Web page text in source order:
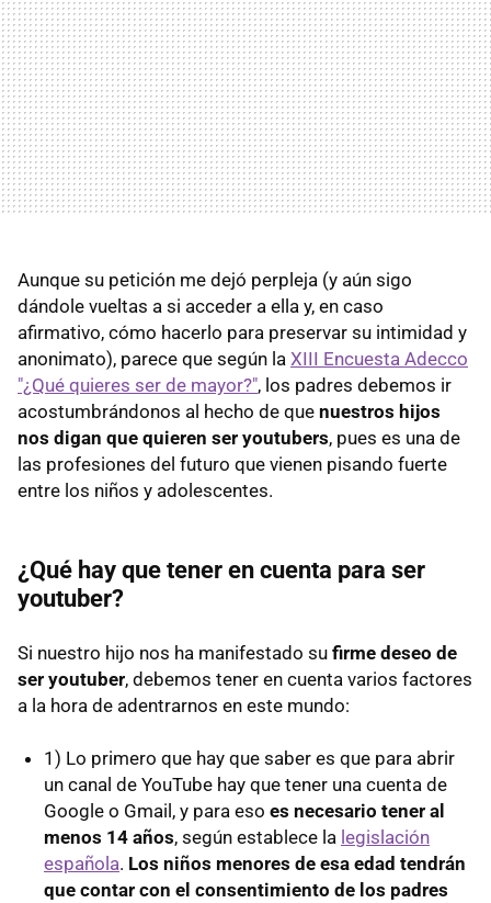
Aunque su petición me dejó perpleja (y aún sigo
dándole vueltas a si acceder a ella y, en caso
afirmativo, cómo hacerlo para preservar su intimidad y
anonimato), parece que según la XIII Encuesta Adecco
"¿Qué quieres ser de mayor?", los padres debemos ir
acostumbrándonos al hecho de que nuestros hijos
nos digan que quieren ser youtubers, pues es una de
las profesiones del futuro que vienen pisando fuerte
entre los niños y adolescentes.
¿Qué hay que tener en cuenta para ser
youtuber?
Si nuestro hijo nos ha manifestado su firme deseo de
ser youtuber, debemos tener en cuenta varios factores
a la hora de adentrarnos en este mundo:
1) Lo primero que hay que saber es que para abrir
un canal de YouTube hay que tener una cuenta de
Google o Gmail, y para eso es necesario tener al
menos 14 años, según establece la legislación
española. Los niños menores de esa edad tendrán
que contar con el consentimiento de los padres